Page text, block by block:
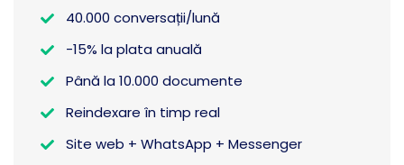
40.000 conversații/lună
-15% la plata anuală
Până la 10.000 documente
Reindexare în timp real
Site web + WhatsApp + Messenger